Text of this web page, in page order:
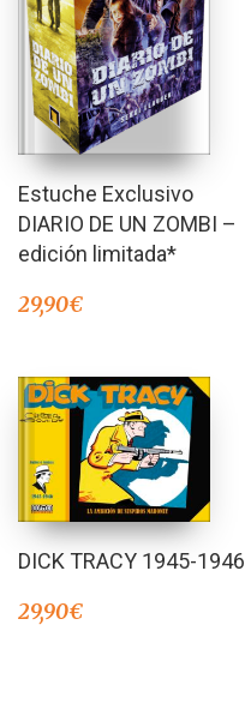
Estuche Exclusivo
DIARIO DE UN ZOMBI –
edición limitada*
29,90€
DICK TRACY 1945-1946
29,90€